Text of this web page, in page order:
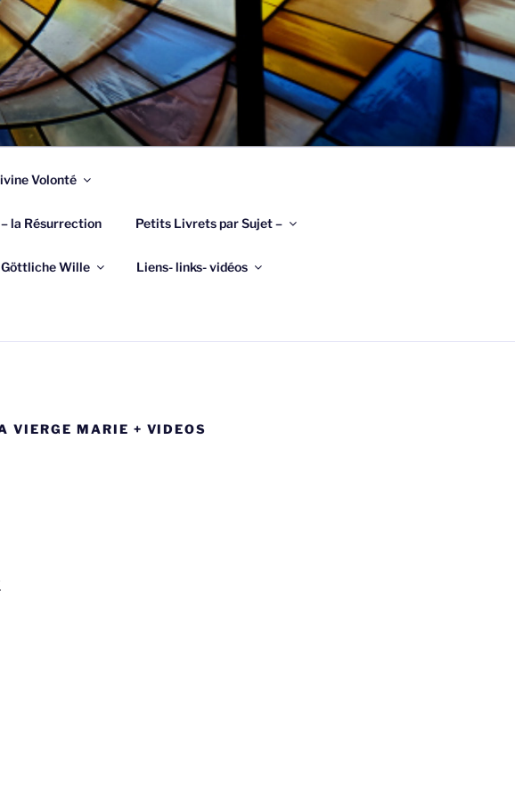
Volonté
la Résurrection Petits Livrets par Sujet –
Göttliche Wille Liens- links- vidéos
VIERGE MARIE + VIDEOS